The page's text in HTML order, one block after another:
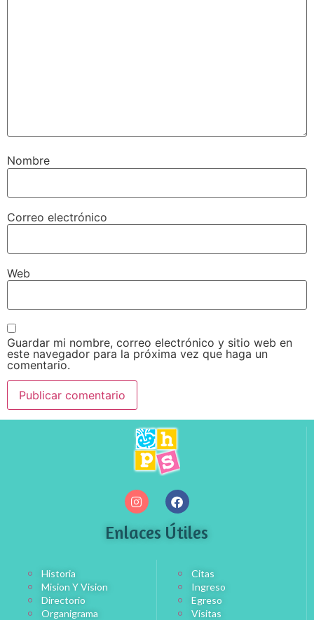
Nombre
Correo electrónico
Web
Guardar mi nombre, correo electrónico y sitio web en
este navegador para la próxima vez que haga un
comentario.
Enlaces Útiles
Historia
Mision Y Vision
Directorio
Organigrama
Citas
Ingreso
Egreso
Visitas